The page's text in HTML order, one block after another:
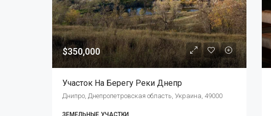
$350,000
Участок На Берегу Реки Днепр
Днипро, Днепропетровская область, Украина, 49000
ЗЕМЕЛЬНЫЕ УЧАСТКИ